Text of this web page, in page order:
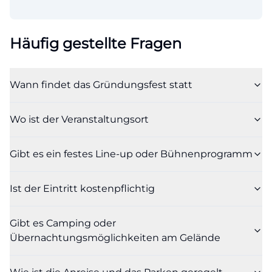
Häufig gestellte Fragen
Wann findet das Gründungsfest statt
Wo ist der Veranstaltungsort
Gibt es ein festes Line-up oder Bühnenprogramm
Ist der Eintritt kostenpflichtig
Gibt es Camping oder
Übernachtungsmöglichkeiten am Gelände